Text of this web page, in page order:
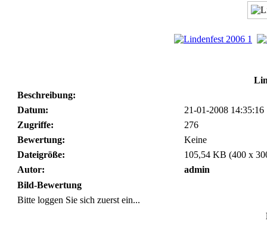
Beschreibung:
Datum:
21-01-2008 14:35:16
Zugriffe:
276
Bewertung:
Keine
Dateigröße:
105,54 KB (400 x
Autor:
admin
Bild-Bewertung
Bitte loggen Sie sich zuerst ein...